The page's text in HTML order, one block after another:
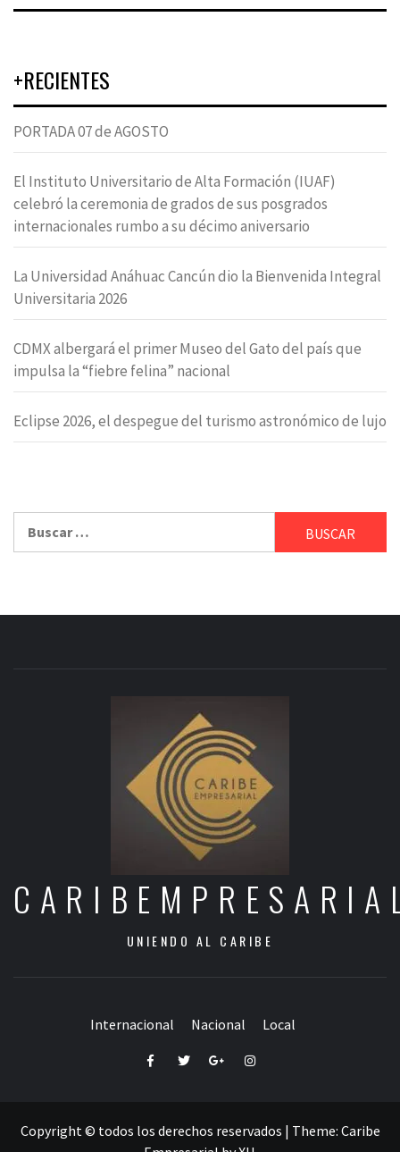
+RECIENTES
PORTADA 07 de AGOSTO
El Instituto Universitario de Alta Formación (IUAF)
celebró la ceremonia de grados de sus posgrados
internacionales rumbo a su décimo aniversario
La Universidad Anáhuac Cancún dio la Bienvenida Integral
Universitaria 2026
CDMX albergará el primer Museo del Gato del país que
impulsa la “fiebre felina” nacional
Eclipse 2026, el despegue del turismo astronómico de lujo
UNIENDO AL CARIBE
Internacional Nacional Local
FacebookTwitterGoogle+Instagram
Copyright © todos los derechos reservados | Theme: Caribe